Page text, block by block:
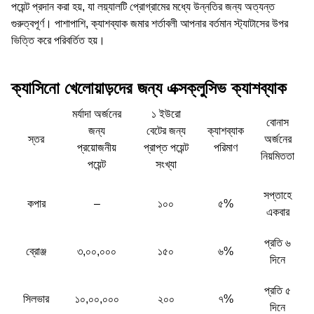
পয়েন্ট প্রদান করা হয়, যা লয়্যালটি প্রোগ্রামের মধ্যে উন্নতির জন্য অত্যন্ত
গুরুত্বপূর্ণ। পাশাপাশি, ক্যাশব্যাক জমার শর্তাবলী আপনার বর্তমান স্ট্যাটাসের উপর
ভিত্তি করে পরিবর্তিত হয়।
ক্যাসিনো খেলোয়াড়দের জন্য এক্সক্লুসিভ ক্যাশব্যাক
স্তর
মর্যাদা অর্জনের
জন্য
প্রয়োজনীয়
পয়েন্ট
১ ইউরো
বেটের জন্য
প্রাপ্ত পয়েন্ট
সংখ্যা
ক্যাশব্যাক
পরিমাণ
বোনাস
অর্জনের
নিয়মিততা
কপার – ১০০ ৫%
সপ্তাহে
একবার
ব্রোঞ্জ ৩,০০,০০০ ১৫০ ৬%
প্রতি ৬
দিনে
সিলভার ১০,০০,০০০ ২০০ ৭%
প্রতি ৫
দিনে